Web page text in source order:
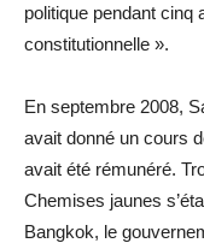
politique pendant cinq
constitutionnelle ».
En septembre 2008,
avait donné un cours
avait été rémunéré.
Chemises jaunes
Bangkok, le